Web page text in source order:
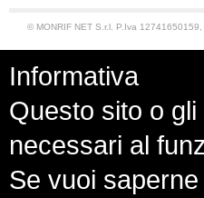
© MONRIF NET S.r.l. P.Iva
Informativa
Questo sito o
necessari al
Se vuoi